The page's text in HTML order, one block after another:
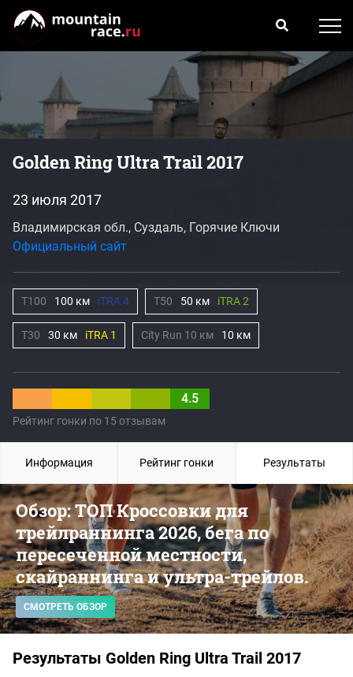
Golden Ring Ultra Trail 2017
4.5
Рейтинг гонки по 15 отзывам
23 июля 2017
Владимирская обл., Суздаль, Горячие Ключи
Официальный сайт
T100 100 км iTRA 4 T50 50 км iTRA 2
T30 30 км iTRA 1 City Run 10 км 10 км
Обзор: ТОП Кроссовки для
трейлраннинга 2026, бега по
пересеченной местности,
скайраннинга и ультра-трейлов.
СМОТРЕТЬ ОБЗОР
Результаты Golden Ring Ultra Trail 2017
Информация Рейтинг гонки Результаты